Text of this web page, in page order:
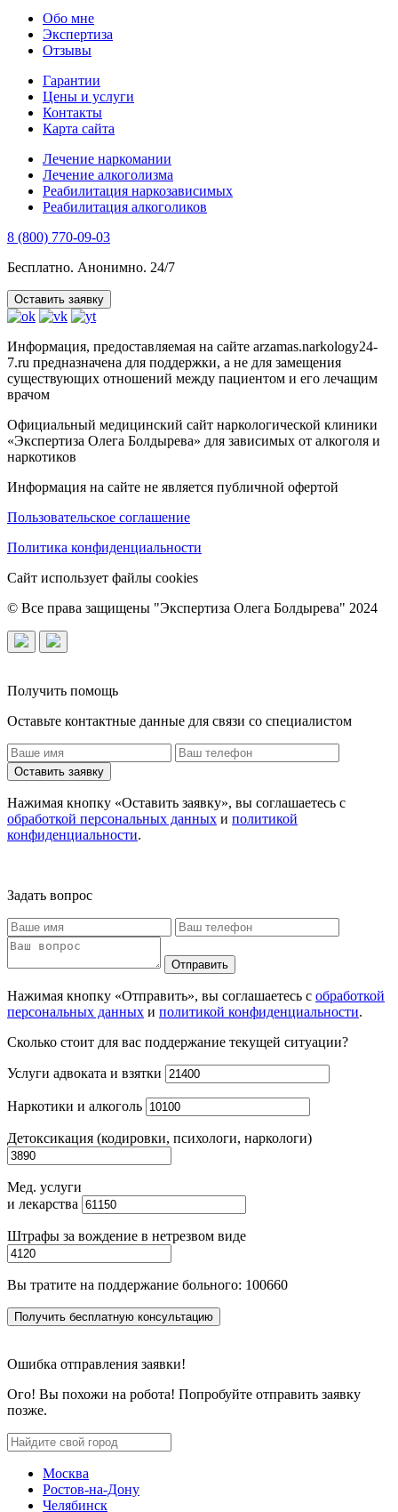
Обо мне
Экспертиза
Отзывы
Гарантии
Цены и услуги
Контакты
Карта сайта
Лечение наркомании
Лечение алкоголизма
Реабилитация наркозависимых
Реабилитация алкоголиков
8 (800) 770-09-03
Бесплатно. Анонимно. 24/7
Оставить заявку
Информация, предоставляемая на сайте arzamas.narkology24-
7.ru предназначена для поддержки, а не для замещения
существующих отношений между пациентом и его лечащим
врачом
Официальный медицинский сайт наркологической клиники
«Экспертиза Олега Болдырева» для зависимых от алкоголя и
наркотиков
Информация на сайте не является публичной офертой
Пользовательское соглашение
Политика конфиденциальности
Сайт использует файлы cookies
© Все права защищены "Экспертиза Олега Болдырева" 2024
Получить помощь
Оставьте контактные данные для связи со специалистом
Оставить заявку
Нажимая кнопку «Оставить заявку», вы соглашаетесь с
обработкой персональных данных и политикой
конфиденциальности.
Задать вопрос
Отправить
Нажимая кнопку «Отправить», вы соглашаетесь с обработкой
персональных данных и политикой конфиденциальности.
Сколько стоит для вас поддержание текущей ситуации?
Услуги адвоката и взятки
Наркотики и алкоголь
Детоксикация (кодировки, психологи, наркологи)
Мед. услуги
и лекарства
Штрафы за вождение в нетрезвом виде
Вы тратите на поддержание больного: 100660
Получить бесплатную консультацию
Ошибка отправления заявки!
Ого! Вы похожи на робота! Попробуйте отправить заявку
позже.
Москва
Ростов-на-Дону
Челябинск